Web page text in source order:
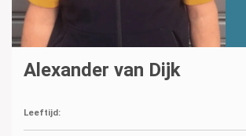
Alexander van Dijk
Leeftijd: